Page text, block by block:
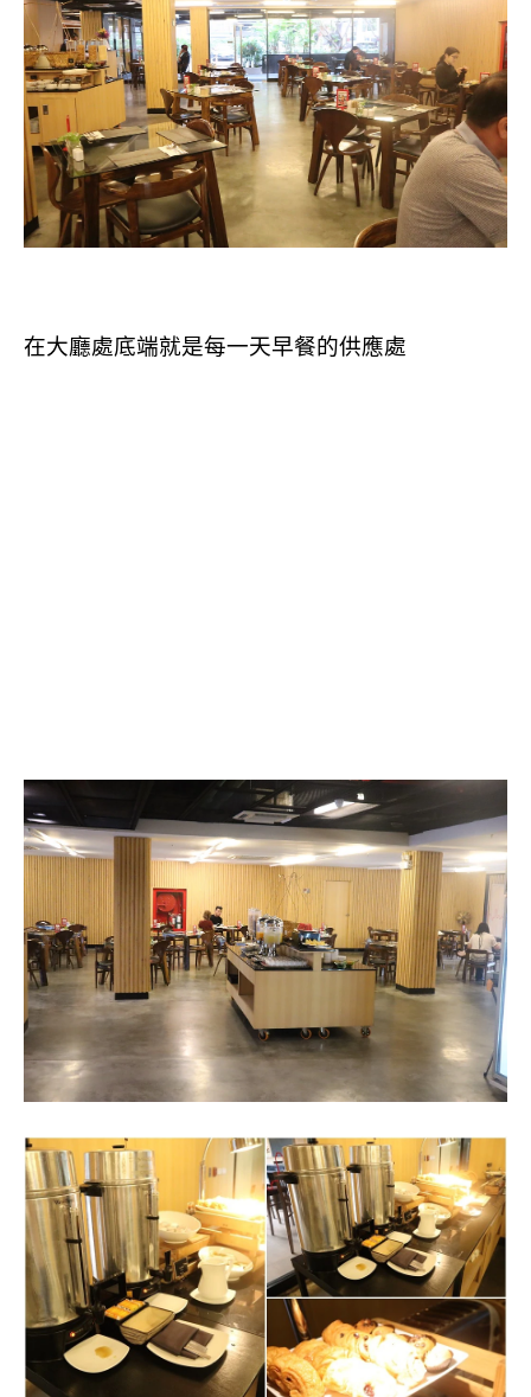
在大廳處底端就是每一天早餐的供應處